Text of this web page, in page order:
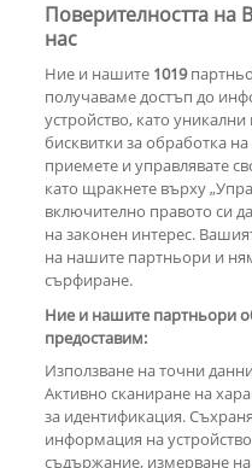
КОМЕНТАРИ
Поверителността на
нас
Ние и нашите 1019
получаваме достъп до
устройство, като
бисквитки за обработка
приемете и управлявате
като щракнете върху
включително правото си
на законен интерес.
на нашите партньори и
сърфиране.
Ние и нашите партньори
предоставим:
Използване на точни
Активно сканиране на
за идентификация.
информация на
съдържание, измерване